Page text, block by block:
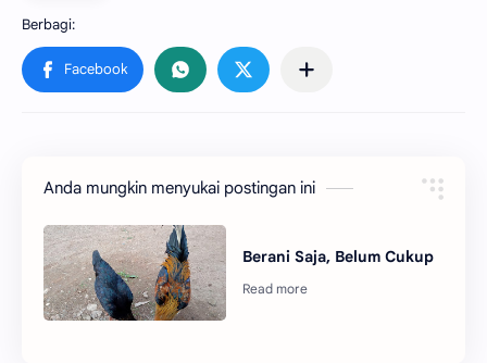
Anda mungkin menyukai postingan ini
Berani Saja, Belum Cukup